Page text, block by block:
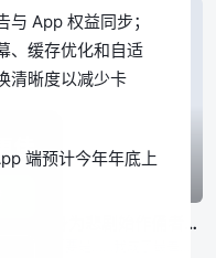
佳
身为悲剧始作俑者的最强邪恶BOSS女王为民竭心尽力。 第二季
App 权益同步；
、缓存优化和自适
清晰度以减少卡
端预计今年年底上